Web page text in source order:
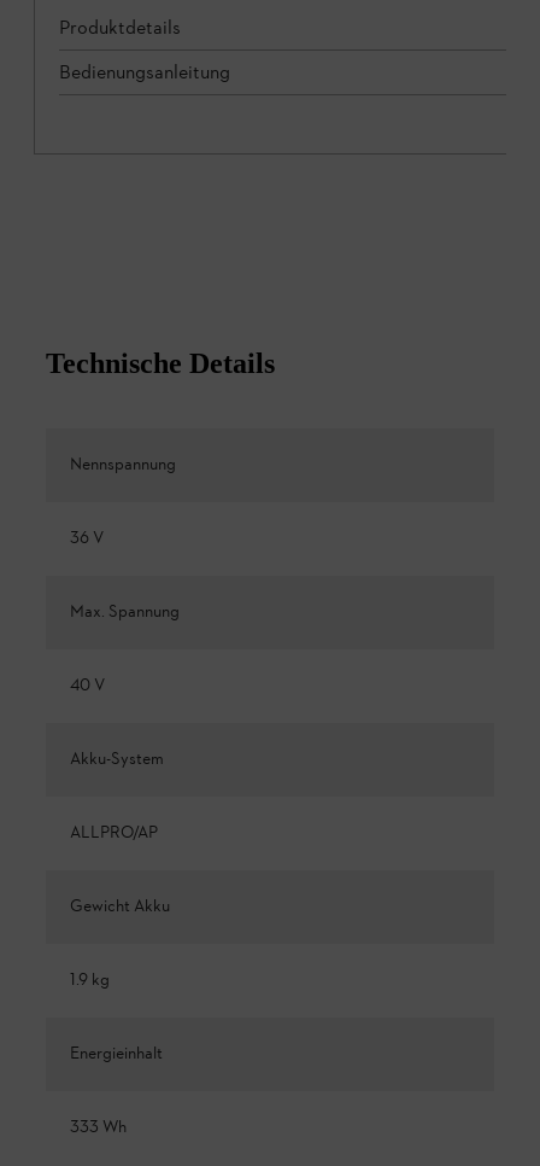
Produktdetails
Bedienungsanleitung
Technische Details
Nennspannung
36 V
Max. Spannung
40 V
Akku-System
ALLPRO/AP
Gewicht Akku
1.9 kg
Energieinhalt
333 Wh